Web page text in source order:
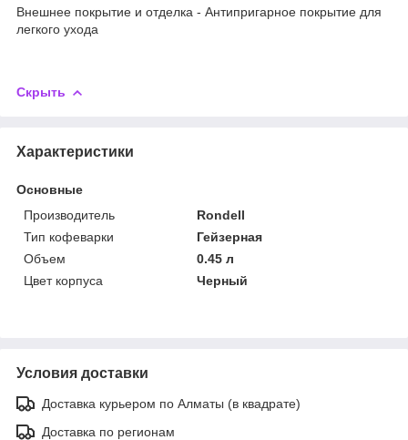
Внешнее покрытие и отделка - Антипригарное покрытие для
легкого ухода
Скрыть
Характеристики
Основные
Производитель
Rondell
Тип кофеварки
Гейзерная
Объем
0.45 л
Цвет корпуса
Черный
Условия доставки
Доставка курьером по Алматы (в квадрате)
Доставка по регионам